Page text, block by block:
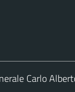
Carlo